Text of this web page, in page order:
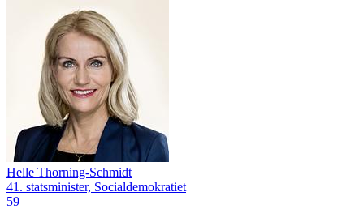
Helle Thorning-Schmidt
41. statsminister, Socialdemokratiet
59